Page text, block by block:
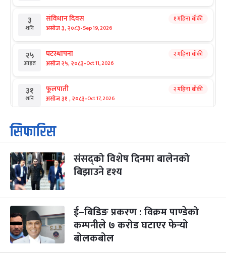
३
शनि
संविधान दिवस
असोज ३, २०८३-Sep 19, 2026
१ महिना बाँकी
२५
आइत
घटस्थापना
असोज २५, २०८३-Oct 11, 2026
२ महिना बाँकी
३१
शनि
फूलपाती
असोज ३१ , २०८३-Oct 17, 2026
२ महिना बाँकी
१
आइत
कार्तिक सङ्क्रान्ति
कार्तिक १, २०८३
३
मंगल
महानवमी
कार्तिक ३, २०८३-Oct 20, 2026
२ महिना बाँकी
४
बुध कार्तिक ४, २०८३ -Oct 21, 2026
५
बिहि
पापा‌ङ्कुशा एकादशी व्रत
कार्तिक ५, २०८३-Oct 22, 2026
२ महिना बाँकी
सिफारिस
संसद्को विशेष दिनमा बालेनको
बिझाउने दृश्य
ई–बिडिङ प्रकरण : विक्रम पाण्डेको
कम्पनीले ७ करोड घटाएर फेर्‍यो
बोलकबोल